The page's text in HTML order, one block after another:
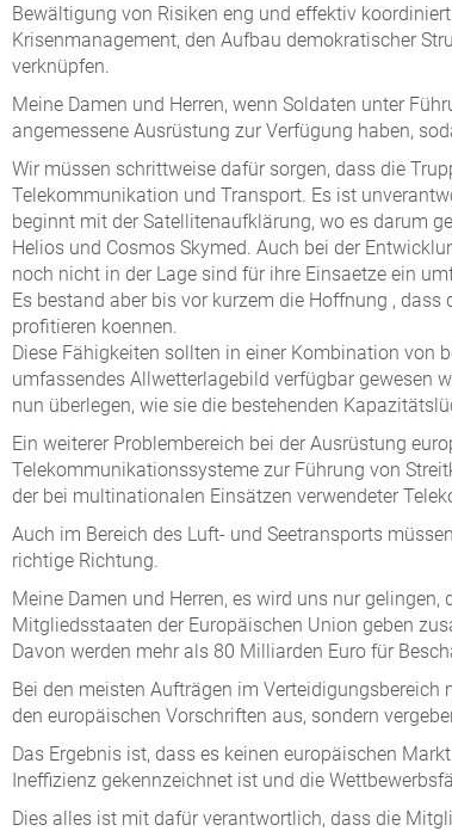
Bewältigung von Risiken eng und effektiv
Krisenmanagement, den Aufbau demokratischer
verknüpfen.
Meine Damen und Herren, wenn Soldaten unter
angemessene Ausrüstung zur Verfügung haben,
Wir müssen schrittweise dafür sorgen, dass die
Telekommunikation und Transport. Es ist
beginnt mit der Satellitenaufklärung, wo es darum
Helios und Cosmos Skymed. Auch bei der
noch nicht in der Lage sind für ihre Einsaetze ein
Es bestand aber bis vor kurzem die Hoffnung ,
profitieren koennen.
Diese Fähigkeiten sollten in einer Kombination von
umfassendes Allwetterlagebild verfügbar gewesen
nun überlegen, wie sie die bestehenden
Ein weiterer Problembereich bei der Ausrüstung
Telekommunikationssysteme zur Führung von
der bei multinationalen Einsätzen verwendeter
Auch im Bereich des Luft- und Seetransports
richtige Richtung.
Meine Damen und Herren, es wird uns nur
Mitgliedsstaaten der Europäischen Union geben
Davon werden mehr als 80 Milliarden Euro für
Bei den meisten Aufträgen im
den europäischen Vorschriften aus, sondern
Das Ergebnis ist, dass es keinen europäischen
Ineffizienz gekennzeichnet ist und die
Dies alles ist mit dafür verantwortlich, dass die